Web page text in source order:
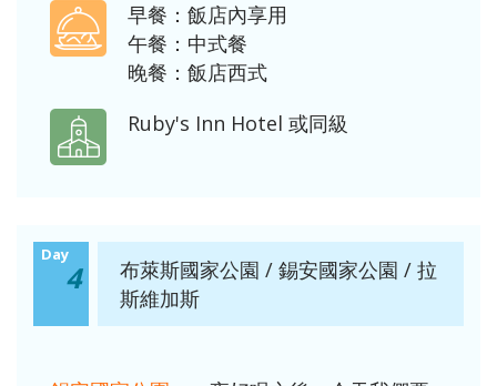
早餐：飯店內享用
午餐：中式餐
晚餐：飯店西式
Ruby's Inn Hotel 或同級
Day
4
布萊斯國家公園 / 錫安國家公園 / 拉
斯維加斯